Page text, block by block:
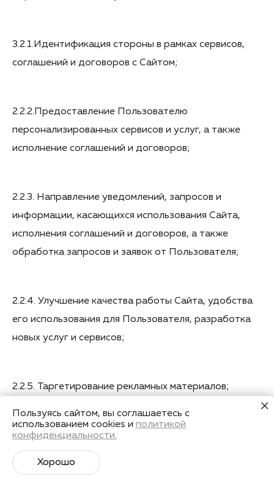
3.2.1.Идентификация стороны в рамках сервисов,
соглашений и договоров с Сайтом;
2.2.2.Предоставление Пользователю
персонализированных сервисов и услуг, а также
исполнение соглашений и договоров;
2.2.3. Направление уведомлений, запросов и
информации, касающихся использования Сайта,
исполнения соглашений и договоров, а также
обработка запросов и заявок от Пользователя;
2.2.4. Улучшение качества работы Сайта, удобства
его использования для Пользователя, разработка
новых услуг и сервисов;
2.2.5. Таргетирование рекламных материалов;
2.2.6. Проведение статистических и иных
исследований на основе обезличенных данных.
Пользуясь сайтом, вы соглашаетесь с
использованием cookies и политикой
конфиденциальности.
Хорошо